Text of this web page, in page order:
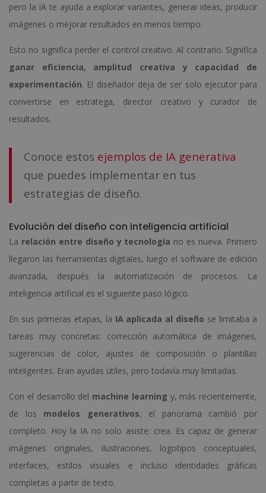
pero la IA te ayuda a explorar variantes, generar ideas, producir
imágenes o mejorar resultados en menos tiempo.
Esto no significa perder el control creativo. Al contrario. Significa
ganar eficiencia, amplitud creativa y capacidad de
experimentación. El diseñador deja de ser solo ejecutor para
convertirse en estratega, director creativo y curador de
resultados.
Conoce estos ejemplos de IA generativa
que puedes implementar en tus
estrategias de diseño.
Evolución del diseño con inteligencia artificial
La relación entre diseño y tecnología no es nueva. Primero
llegaron las herramientas digitales, luego el software de edición
avanzada, después la automatización de procesos. La
inteligencia artificial es el siguiente paso lógico.
En sus primeras etapas, la IA aplicada al diseño se limitaba a
tareas muy concretas: corrección automática de imágenes,
sugerencias de color, ajustes de composición o plantillas
inteligentes. Eran ayudas útiles, pero todavía muy limitadas.
Con el desarrollo del machine learning y, más recientemente,
de los modelos generativos, el panorama cambió por
completo. Hoy la IA no solo asiste: crea. Es capaz de generar
imágenes originales, ilustraciones, logotipos conceptuales,
interfaces, estilos visuales e incluso identidades gráficas
completas a partir de texto.